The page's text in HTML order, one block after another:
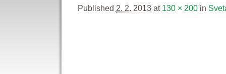
Published 2. 2. 2013at 130 × 200in